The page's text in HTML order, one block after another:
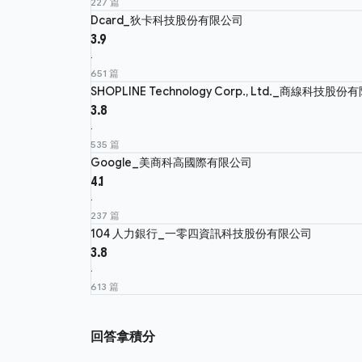
Dcard_狄卡科技股份有限公司
3.9
·
651 篇
SHOPLINE Technology Corp., Ltd._商線科技股份有
3.8
·
535 篇
Google_美商科高國際有限公司
4.1
·
237 篇
104 人力銀行_一零四資訊科技股份有限公司
3.8
·
613 篇
回答拿積分